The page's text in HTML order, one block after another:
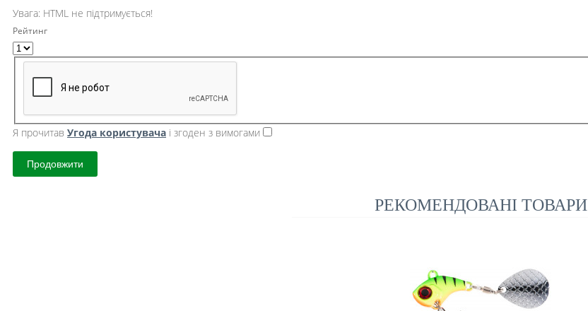
Увага: HTML не підтримується!
Рейтинг
Я прочитав Угода користувача і згоден з вимогами
Продовжити
РЕКОМЕНДОВАНІ ТОВАРИ